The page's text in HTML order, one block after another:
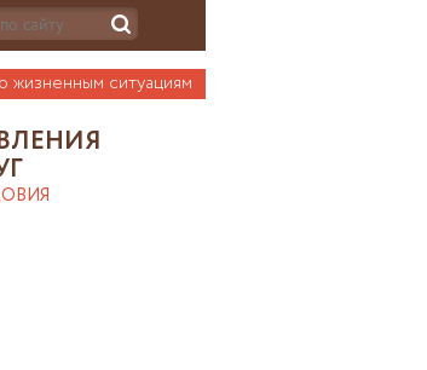
жизненным ситуациям